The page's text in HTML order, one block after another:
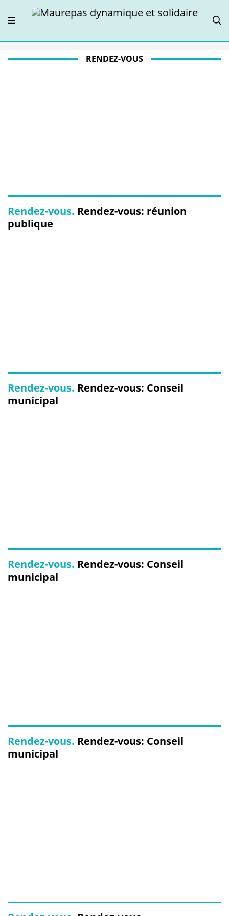
RENDEZ-VOUS
Rendez-vous. Rendez-vous: réunion
publique
Rendez-vous. Rendez-vous: Conseil
municipal
Rendez-vous. Rendez-vous: Conseil
municipal
Rendez-vous. Rendez-vous: Conseil
municipal